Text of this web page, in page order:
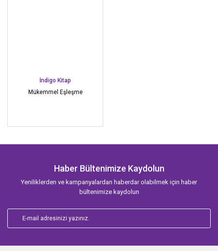
İndigo Kitap
Mükemmel Eşleşme
Haber Bültenimize Kaydolun
Yeniliklerden ve kampanyalardan haberdar olabilmek için haber
bültenimize kaydolun